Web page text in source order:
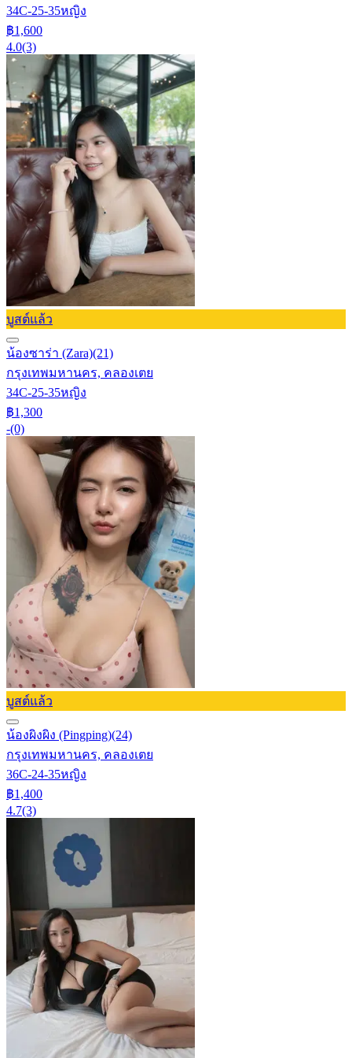
34C-25-35หญิง
฿1,600
4.0(3)
บูสต์แล้ว
น้องซาร่า (Zara)(21)
กรุงเทพมหานคร, คลองเตย
34C-25-35หญิง
฿1,300
-(0)
บูสต์แล้ว
น้องผิงผิง (Pingping)(24)
กรุงเทพมหานคร, คลองเตย
36C-24-35หญิง
฿1,400
4.7(3)